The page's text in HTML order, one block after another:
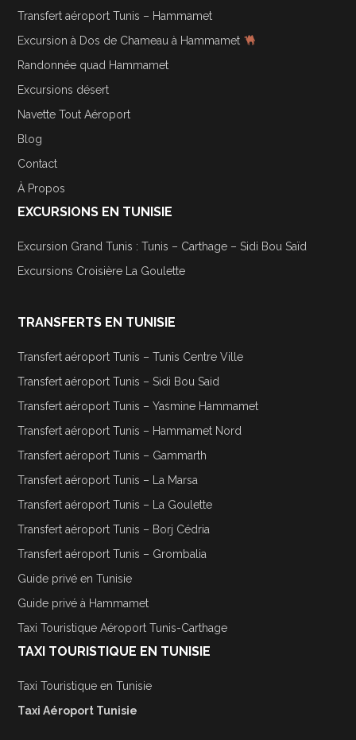
Transfert aéroport Tunis – Hammamet
Excursion à Dos de Chameau à Hammamet
Randonnée quad Hammamet
Excursions désert
Navette Tout Aéroport
Blog
Contact
À Propos
EXCURSIONS EN TUNISIE
Excursion Grand Tunis : Tunis – Carthage – Sidi Bou Saïd
Excursions Croisière La Goulette
TRANSFERTS EN TUNISIE
Transfert aéroport Tunis – Tunis Centre Ville
Transfert aéroport Tunis – Sidi Bou Said
Transfert aéroport Tunis – Yasmine Hammamet
Transfert aéroport Tunis – Hammamet Nord
Transfert aéroport Tunis – Gammarth
Transfert aéroport Tunis – La Marsa
Transfert aéroport Tunis – La Goulette
Transfert aéroport Tunis – Borj Cédria
Transfert aéroport Tunis – Grombalia
Guide privé en Tunisie
Guide privé à Hammamet
Taxi Touristique Aéroport Tunis-Carthage
TAXI TOURISTIQUE EN TUNISIE
Taxi Touristique en Tunisie
Taxi Aéroport Tunisie